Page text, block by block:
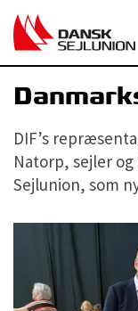
Hans
DIF’s
Natorp, sejler
Sejlunion, som